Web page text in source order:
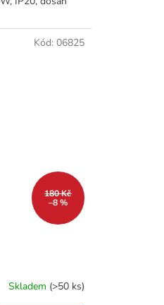
180 Kč
–8 %
Skladem (>50 ks)
Kód: 06825